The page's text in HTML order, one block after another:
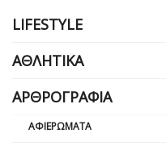
LIFESTYLE
ΑΘΛΗΤΙΚΆ
ΑΡΘΡΟΓΡΑΦΊΑ
ΑΦΙΕΡΏΜΑΤΑ